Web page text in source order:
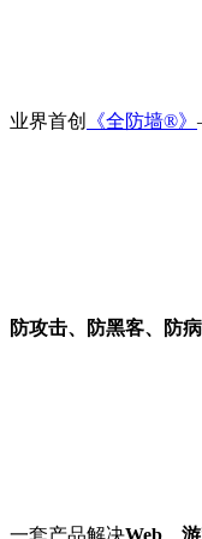
业界首创 《全防墙®》
防攻击、防黑客、防
一套产品解决Web、